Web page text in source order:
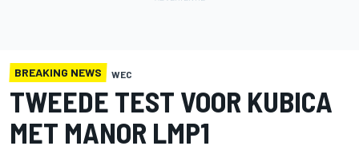
BREAKING NEWS WEC
TWEEDE TEST VOOR KUBICA
MET MANOR LMP1